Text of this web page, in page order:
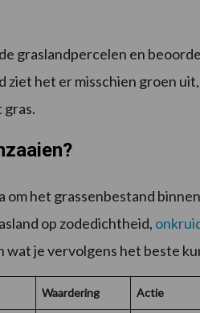
graslandpercelen en
het er misschien groen
het grassenbestand
op zodedichtheid,
je vervolgens het beste
Waardering Actie